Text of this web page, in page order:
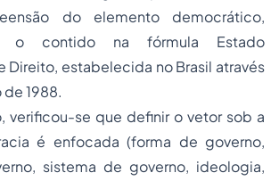
do elemento democrático,
o contido na fórmula Estado
Direito, estabelecida no Brasil através
1988.
verificou-se que definir o vetor sob a
é enfocada (forma de governo,
sistema de governo, ideologia,